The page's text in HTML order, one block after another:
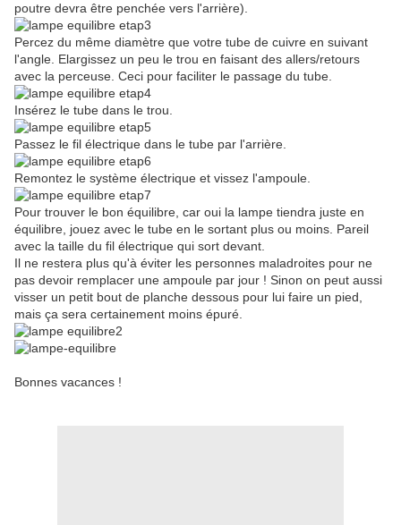
poutre devra être penchée vers l'arrière).
Percez du même diamètre que votre tube de cuivre en suivant
l'angle. Elargissez un peu le trou en faisant des allers/retours
avec la perceuse. Ceci pour faciliter le passage du tube.
Insérez le tube dans le trou.
Passez le fil électrique dans le tube par l'arrière.
Remontez le système électrique et vissez l'ampoule.
Pour trouver le bon équilibre, car oui la lampe tiendra juste en
équilibre, jouez avec le tube en le sortant plus ou moins. Pareil
avec la taille du fil électrique qui sort devant.
Il ne restera plus qu'à éviter les personnes maladroites pour ne
pas devoir remplacer une ampoule par jour ! Sinon on peut aussi
visser un petit bout de planche dessous pour lui faire un pied,
mais ça sera certainement moins épuré.
Bonnes vacances !